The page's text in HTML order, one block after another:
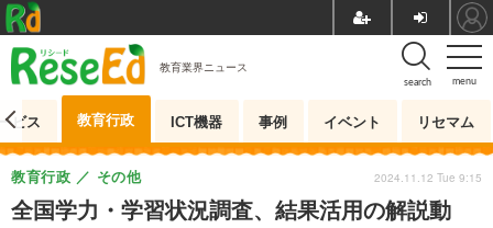
menu
search
教育業界ニュース
ビス 教育行政 ICT機器 事例 イベント リセマム
全国学力・学習状況調査、結果活用の解説動
教育行政 その他 2024.11.12 Tue 9:15